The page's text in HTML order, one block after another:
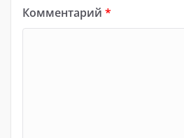
Комментарий *